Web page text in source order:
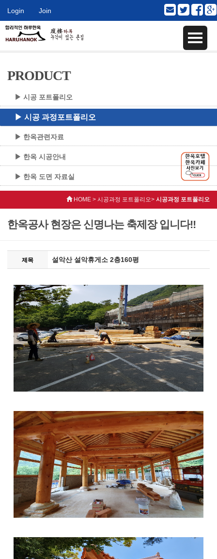
Login Join
PRODUCT
▶ 시공 포트폴리오
▶ 시공 과정포트폴리오
▶ 한옥관련자료
▶ 한옥 시공안내
▶ 한옥 도면 자료실
HOME > 시공과정 포트폴리오> 시공과정 포트폴리오
한옥공사 현장은 신명나는 축제장 입니다!!
제목 설악산 설악휴게소 2층160평